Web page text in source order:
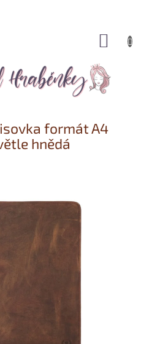
formát A4
hnědá